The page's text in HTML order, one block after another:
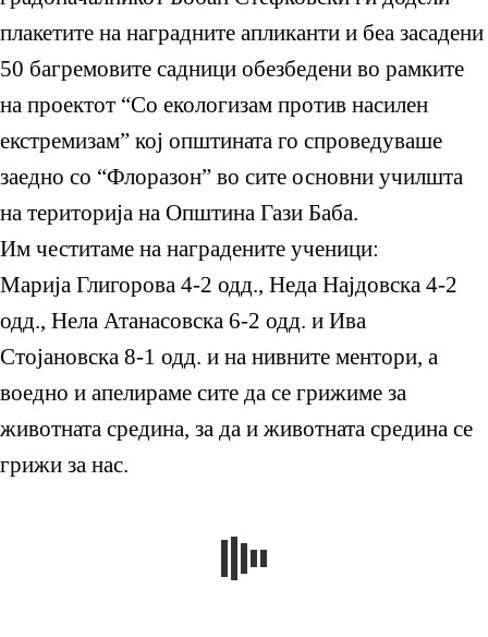
плакетите на наградните апликанти и беа засадени
50 багремовите садници обезбедени во рамките
на проектот “Со екологизам против насилен
екстремизам” кој општината го спроведуваше
заедно со “Флоразон” во сите основни училшта
на територија на Општина Гази Баба.
Им честитаме на наградените ученици:
Марија Глигорова 4-2 одд., Неда Најдовска 4-2
одд., Нела Атанасовска 6-2 одд. и Ива
Стојановска 8-1 одд. и на нивните ментори, а
воедно и апелираме сите да се грижиме за
животната средина, за да и животната средина се
грижи за нас.